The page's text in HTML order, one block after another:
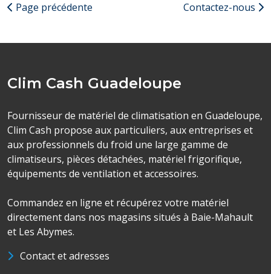
Page précédente Contactez-nous
Clim Cash Guadeloupe
Fournisseur de matériel de climatisation en Guadeloupe,
Clim Cash propose aux particuliers, aux entreprises et
aux professionnels du froid une large gamme de
climatiseurs, pièces détachées, matériel frigorifique,
équipements de ventilation et accessoires.
Commandez en ligne et récupérez votre matériel
directement dans nos magasins situés à Baie-Mahault
et Les Abymes.
Contact et adresses